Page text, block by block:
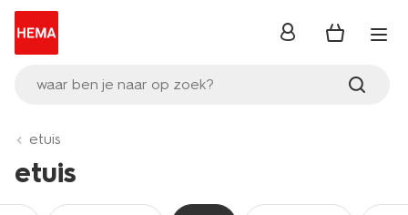
waar ben je naar op zoek?
inloggen
etuis
etuis